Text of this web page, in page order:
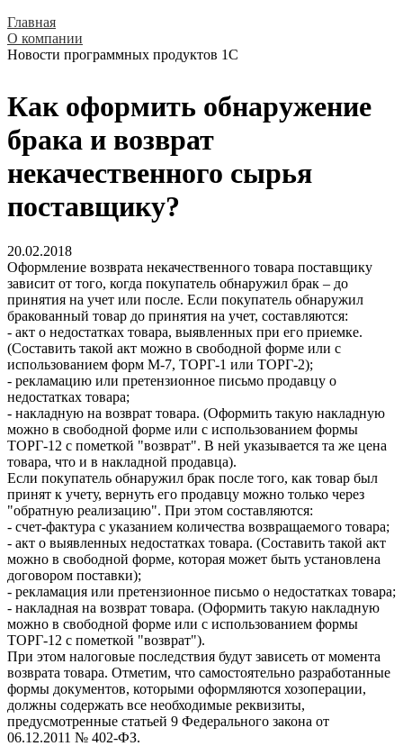
Главная
О компании
Новости программных продуктов 1С
Как оформить обнаружение
брака и возврат
некачественного сырья
поставщику?
20.02.2018
Оформление возврата некачественного товара поставщику
зависит от того, когда покупатель обнаружил брак – до
принятия на учет или после. Если покупатель обнаружил
бракованный товар до принятия на учет, составляются:
- акт о недостатках товара, выявленных при его приемке.
(Составить такой акт можно в свободной форме или с
использованием форм М-7, ТОРГ-1 или ТОРГ-2);
- рекламацию или претензионное письмо продавцу о
недостатках товара;
- накладную на возврат товара. (Оформить такую накладную
можно в свободной форме или с использованием формы
ТОРГ-12 с пометкой "возврат". В ней указывается та же цена
товара, что и в накладной продавца).
Если покупатель обнаружил брак после того, как товар был
принят к учету, вернуть его продавцу можно только через
"обратную реализацию". При этом составляются:
- счет-фактура с указанием количества возвращаемого товара;
- акт о выявленных недостатках товара. (Составить такой акт
можно в свободной форме, которая может быть установлена
договором поставки);
- рекламация или претензионное письмо о недостатках товара;
- накладная на возврат товара. (Оформить такую накладную
можно в свободной форме или с использованием формы
ТОРГ-12 с пометкой "возврат").
При этом налоговые последствия будут зависеть от момента
возврата товара. Отметим, что самостоятельно разработанные
формы документов, которыми оформляются хозоперации,
должны содержать все необходимые реквизиты,
предусмотренные статьей 9 Федерального закона от
06.12.2011 № 402-ФЗ.